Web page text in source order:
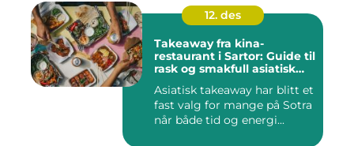
12. des
Takeaway fra kina-
restaurant i Sartor: Guide til
rask og smakfull asiatisk
Asiatisk takeaway har blitt et
fast valg for mange på Sotra
når både tid og energi...